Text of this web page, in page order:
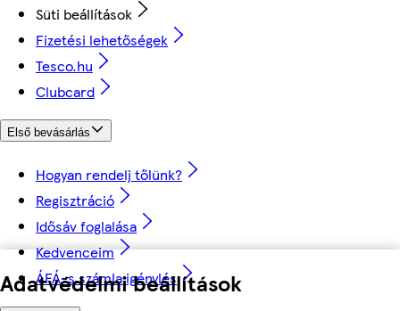
Adatvédelmi beállítások
Süti beállítások
Fizetési lehetőségek
Tesco.hu
Clubcard
Első bevásárlás
Hogyan rendelj tőlünk?
Regisztráció
Idősáv foglalása
Kedvenceim
ÁFÁ-s számla igénylés